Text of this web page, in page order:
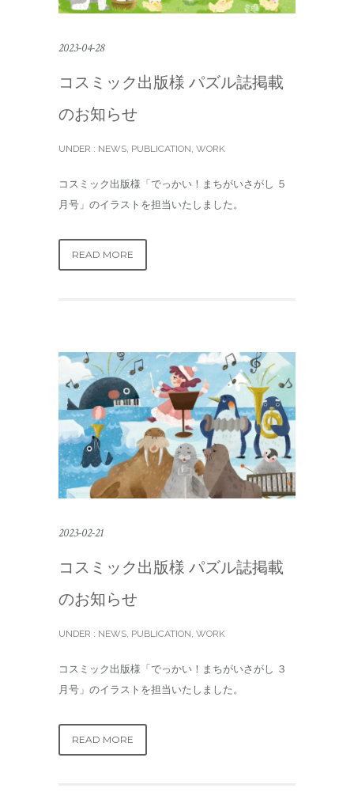
2023-04-28
コスミック出版様 パズル誌掲載
のお知らせ
UNDER : NEWS PUBLICATION WORK
コスミック出版様「でっかい！まちがいさがし ５
月号」のイラストを担当いたしました。
READ MORE
2023-02-21
コスミック出版様 パズル誌掲載
のお知らせ
UNDER : NEWS, PUBLICATION, WORK
コスミック出版様「でっかい！まちがいさがし ３
月号」のイラストを担当いたしました。
READ MORE